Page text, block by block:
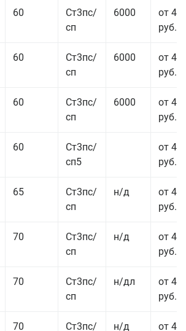
60
Ст3пс/
сп
6000
от 43
руб.
60
Ст3пс/
сп
6000
от 42
руб.
60
Ст3пс/
сп
6000
от 42
руб.
60
Ст3пс/
сп5
от 42
руб.
65
Ст3пс/
сп
н/д
от 42
руб.
70
Ст3пс/
сп
н/д
от 42
руб.
70
Ст3пс/
сп
н/дл
от 43
руб.
70
Ст3пс/
н/д
от 42